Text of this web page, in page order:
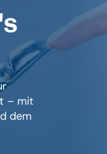
– mit
dem